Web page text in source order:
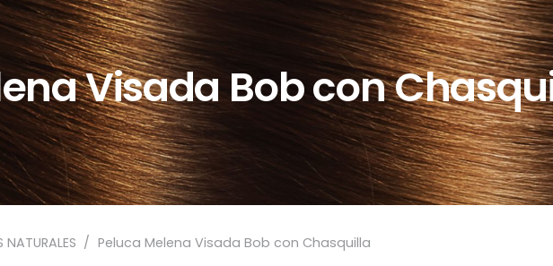
Visada Bob con
NATURALES / Peluca Melena Visada Bob con Chasquilla